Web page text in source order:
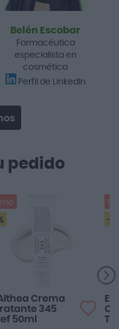
pedido
Crema
345
50ml
-
Belén Escobar
Farmacéutica
especialista en
cosmética
Perfil de LinkedIn